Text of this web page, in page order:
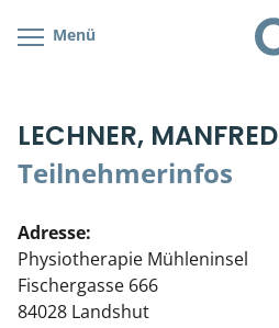
Menü
LECHNER, MANFRED
Teilnehmerinfos
Adresse:
Physiotherapie Mühleninsel
Fischergasse 666
84028 Landshut
Cranial/Neurale Osteopathie
Parietale Osteopathie
Viszerale Osteopathie
Klinische & Praktische Kurse
Bonus-Programm
Veranstaltungsticket DB
Wissenswertes
Teilnehmerliste
Stellenbörse
Soziales Engagement